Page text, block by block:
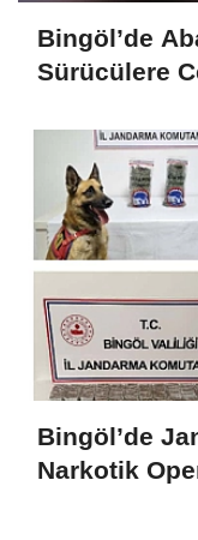
Bingöl’de
Sürücülere
Bingöl’de
Narkotik